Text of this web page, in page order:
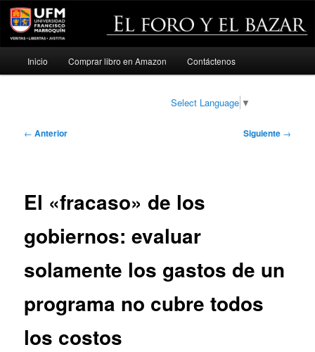
Ir
Inicio Comprar libro en Amazon Contáctenos
Select Language ▼
Navegación
← Anterior Siguiente →
El «fracaso» de los
gobiernos: evaluar
solamente los gastos de un
programa no cubre todos
los costos